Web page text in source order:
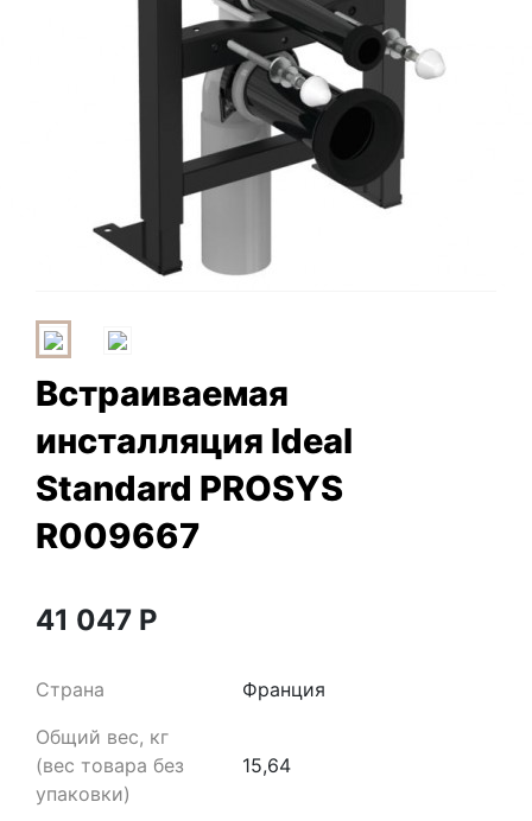
Встраиваемая
инсталляция Ideal
Standard PROSYS
R009667
41 047 Р
Страна
Франция
Общий вес, кг
(вес товара без
упаковки)
15,64